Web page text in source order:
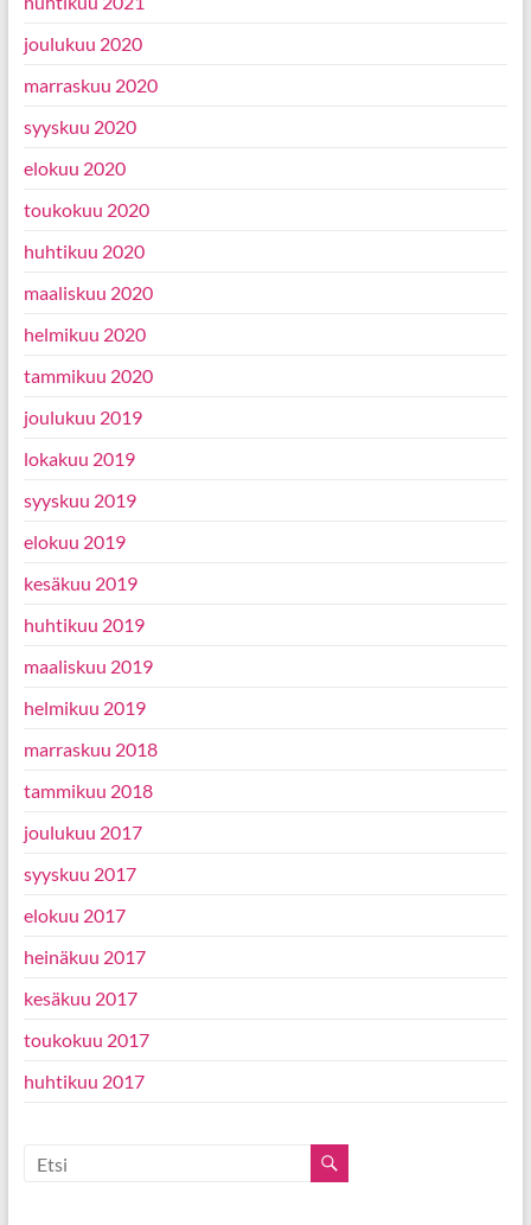
joulukuu 2020
marraskuu 2020
syyskuu 2020
elokuu 2020
toukokuu 2020
huhtikuu 2020
maaliskuu 2020
helmikuu 2020
tammikuu 2020
joulukuu 2019
lokakuu 2019
syyskuu 2019
elokuu 2019
kesäkuu 2019
huhtikuu 2019
maaliskuu 2019
helmikuu 2019
marraskuu 2018
tammikuu 2018
joulukuu 2017
syyskuu 2017
elokuu 2017
heinäkuu 2017
kesäkuu 2017
toukokuu 2017
huhtikuu 2017